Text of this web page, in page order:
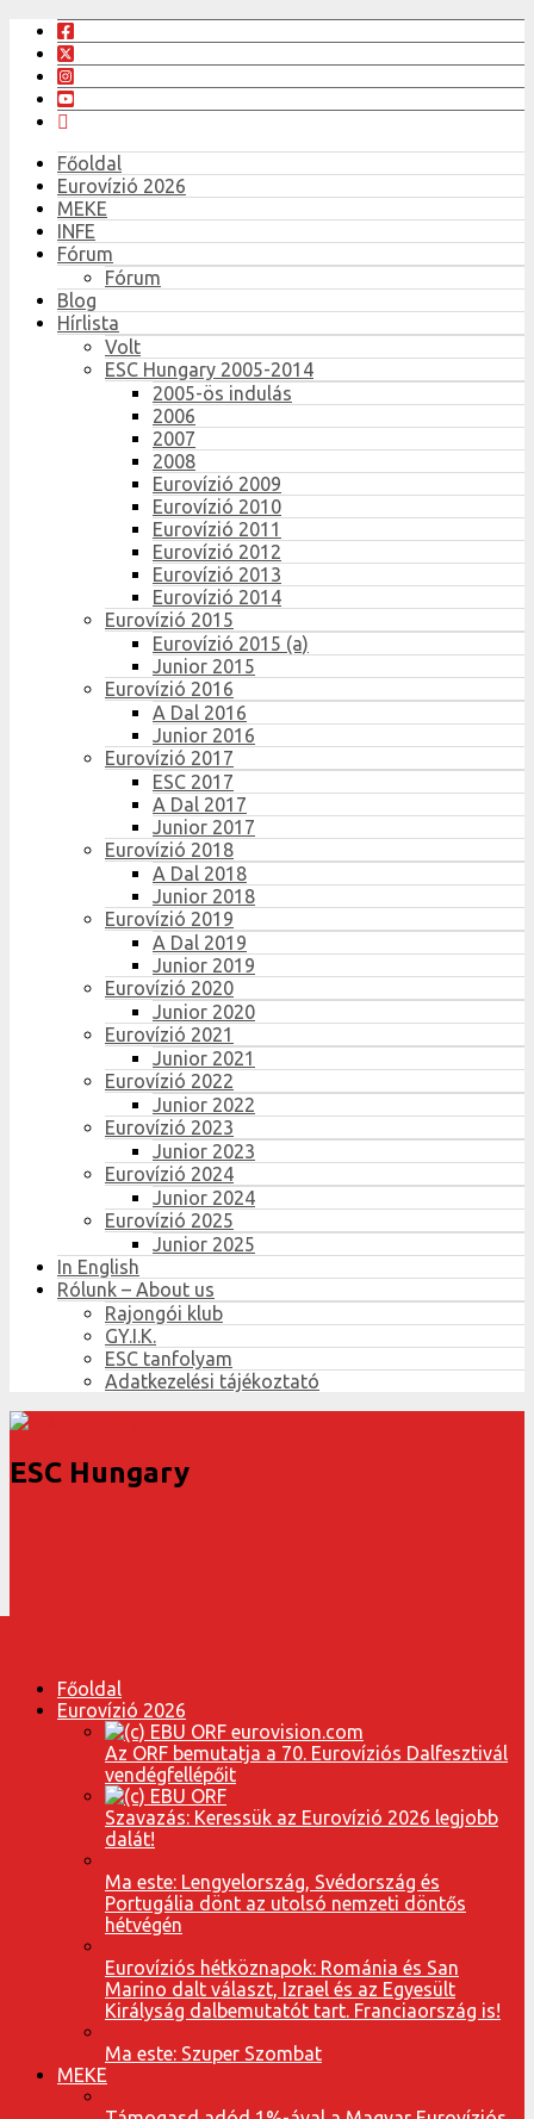
Főoldal
Eurovízió 2026
MEKE
INFE
Fórum
Fórum
Blog
Hírlista
Volt
ESC Hungary 2005-2014
2005-ös indulás
2006
2007
2008
Eurovízió 2009
Eurovízió 2010
Eurovízió 2011
Eurovízió 2012
Eurovízió 2013
Eurovízió 2014
Eurovízió 2015
Eurovízió 2015 (a)
Junior 2015
Eurovízió 2016
A Dal 2016
Junior 2016
Eurovízió 2017
ESC 2017
A Dal 2017
Junior 2017
Eurovízió 2018
A Dal 2018
Junior 2018
Eurovízió 2019
A Dal 2019
Junior 2019
Eurovízió 2020
Junior 2020
Eurovízió 2021
Junior 2021
Eurovízió 2022
Junior 2022
Eurovízió 2023
Junior 2023
Eurovízió 2024
Junior 2024
Eurovízió 2025
Junior 2025
In English
Rólunk – About us
Rajongói klub
GY.I.K.
ESC tanfolyam
Adatkezelési tájékoztató
ESC Hungary
Főoldal
Eurovízió 2026
Az ORF bemutatja a 70. Eurovíziós Dalfesztivál
vendégfellépőit
Szavazás: Keressük az Eurovízió 2026 legjobb
dalát!
Ma este: Lengyelország, Svédország és
Portugália dönt az utolsó nemzeti döntős
hétvégén
Eurovíziós hétköznapok: Románia és San
Marino dalt választ, Izrael és az Egyesült
Királyság dalbemutatót tart. Franciaország is!
Ma este: Szuper Szombat
MEKE